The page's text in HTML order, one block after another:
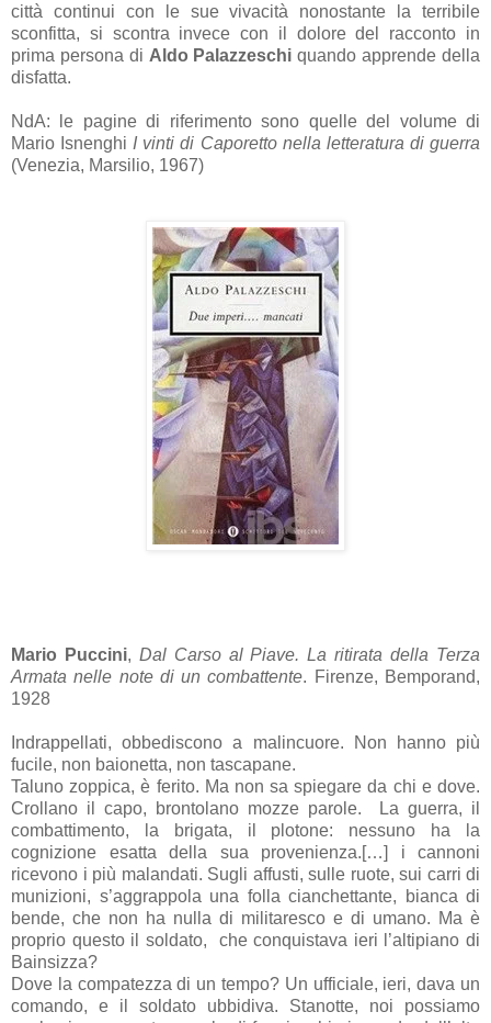
città continui con le sue vivacità nonostante la terribile
sconfitta, si scontra invece con il dolore del racconto in
prima persona di Aldo Palazzeschiquando apprende della
disfatta.
NdA: le pagine di riferimento sono quelle del volume di
Mario Isnenghi I vinti di Caporetto nella letteratura di guerra
(Venezia, Marsilio, 1967)
Mario Puccini, Dal Carso al Piave. La ritirata della Terza
Armata nelle note di un combattente. Firenze, Bemporand,
1928
Indrappellati, obbediscono a malincuore. Non hanno più
fucile, non baionetta, non tascapane.
Taluno zoppica, è ferito. Ma non sa spiegare da chi e dove.
Crollano il capo, brontolano mozze parole. La guerra, il
combattimento, la brigata, il plotone: nessuno ha la
cognizione esatta della sua provenienza.[…] i cannoni
ricevono i più malandati. Sugli affusti, sulle ruote, sui carri di
munizioni, s’aggrappola una folla cianchettante, bianca di
bende, che non ha nulla di militaresco e di umano. Ma è
proprio questo il soldato, che conquistava ieri l’altipiano di
Bainsizza?
Dove la compatezza di un tempo? Un ufficiale, ieri, dava un
comando, e il soldato ubbidiva. Stanotte, noi possiamo